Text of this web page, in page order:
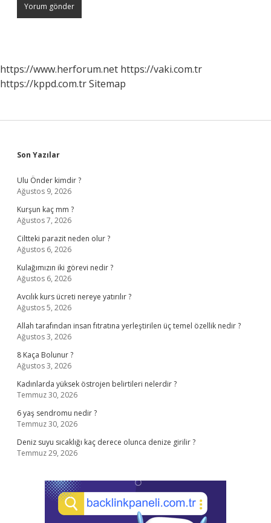
https://www.herforum.net https://vaki.com.tr
https://kppd.com.trSitemap
Sidebar
Son Yazılar
Ulu Önder kimdir ?
Ağustos 9, 2026
Kurşun kaç mm ?
Ağustos 7, 2026
Ciltteki parazit neden olur ?
Ağustos 6, 2026
Kulağımızın iki görevi nedir ?
Ağustos 6, 2026
Avcılık kurs ücreti nereye yatırılır ?
Ağustos 5, 2026
Allah tarafından insan fıtratına yerleştirilen üç temel özellik nedir ?
Ağustos 3, 2026
8 Kaça Bolunur ?
Ağustos 3, 2026
Kadınlarda yüksek östrojen belirtileri nelerdir ?
Temmuz 30, 2026
6 yaş sendromu nedir ?
Temmuz 30, 2026
Deniz suyu sıcaklığı kaç derece olunca denize girilir ?
Temmuz 29, 2026